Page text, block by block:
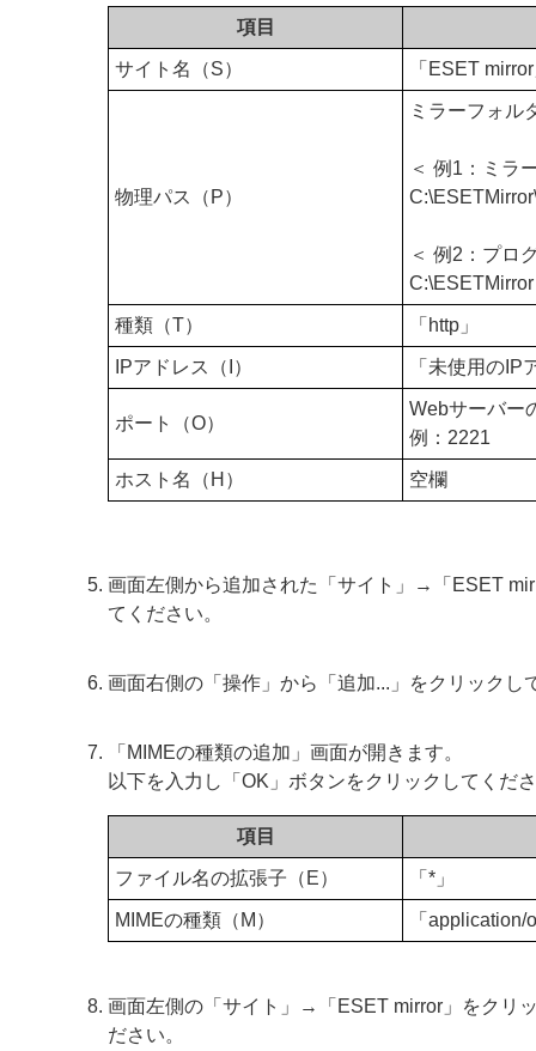
項目
サイト名（S） 「ESET
物理パス（P）
ミラーフォル
＜ 例1：ミラ
＜ 例2：プロ
C:\ESETMirror
種類（T） 「http」
IPアドレス（I） 「未使用のIP
ポート（O）
Webサーバー
例：2221
ホスト名（H） 空欄
画面左側から追加された「サイト」→「ESET
てください。
画面右側の「操作」から「追加...」をクリックし
「MIMEの種類の追加」画面が開きます。
以下を入力し「OK」ボタンをクリックしてくだ
項目
ファイル名の拡張子（E） 「*」
MIMEの種類（M） 「application/
画面左側の「サイト」→「ESET mirror」をクリ
ださい。